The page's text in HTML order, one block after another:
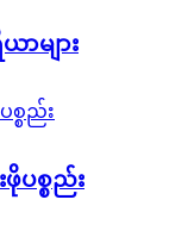
ာများ
ပစ္စည်း